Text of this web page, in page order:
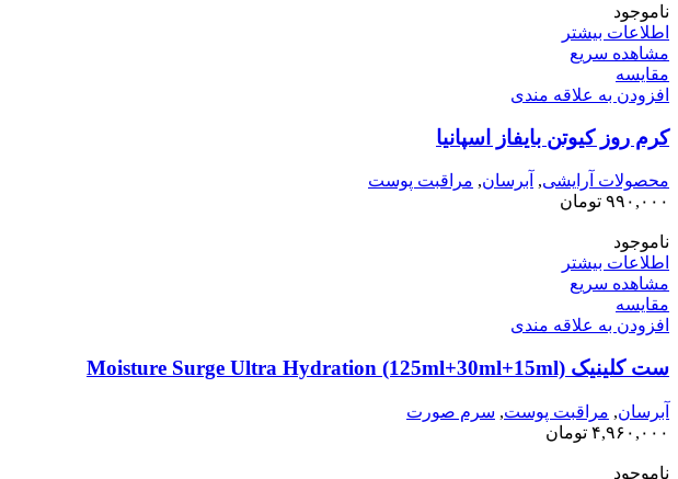
ناموجود
اطلاعات بیشتر
مشاهده سریع
مقایسه
افزودن به علاقه مندی
کرم روز کیوتن بایفاز اسپانیا
محصولات آرایشی, آبرسان, مراقبت پوست
۹۹۰,۰۰۰ تومان
ناموجود
اطلاعات بیشتر
مشاهده سریع
مقایسه
افزودن به علاقه مندی
ست کلینیک Moisture Surge Ultra Hydration (125ml+30ml+15ml)
آبرسان, مراقبت پوست, سرم صورت
۴,۹۶۰,۰۰۰ تومان
ناموجود